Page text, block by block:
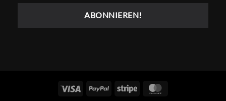
Visum PayPal Streifen